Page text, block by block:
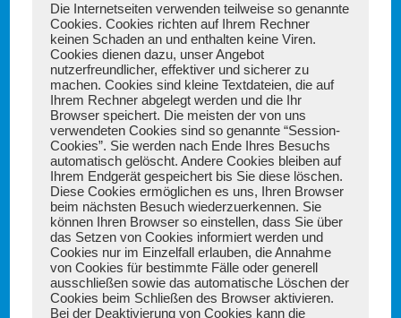
Die Internetseiten verwenden teilweise so genannte
Cookies. Cookies richten auf Ihrem Rechner
keinen Schaden an und enthalten keine Viren.
Cookies dienen dazu, unser Angebot
nutzerfreundlicher, effektiver und sicherer zu
machen. Cookies sind kleine Textdateien, die auf
Ihrem Rechner abgelegt werden und die Ihr
Browser speichert. Die meisten der von uns
verwendeten Cookies sind so genannte “Session-
Cookies”. Sie werden nach Ende Ihres Besuchs
automatisch gelöscht. Andere Cookies bleiben auf
Ihrem Endgerät gespeichert bis Sie diese löschen.
Diese Cookies ermöglichen es uns, Ihren Browser
beim nächsten Besuch wiederzuerkennen. Sie
können Ihren Browser so einstellen, dass Sie über
das Setzen von Cookies informiert werden und
Cookies nur im Einzelfall erlauben, die Annahme
von Cookies für bestimmte Fälle oder generell
ausschließen sowie das automatische Löschen der
Cookies beim Schließen des Browser aktivieren.
Bei der Deaktivierung von Cookies kann die